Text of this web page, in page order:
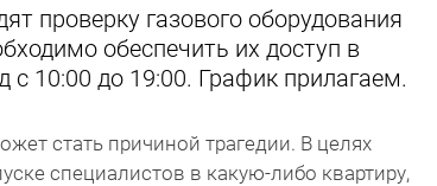
проверку газового оборудования
обеспечить их доступ в
с 10:00 до 19:00. График прилагаем.
стать причиной трагедии. В целях
специалистов в какую-либо квартиру,